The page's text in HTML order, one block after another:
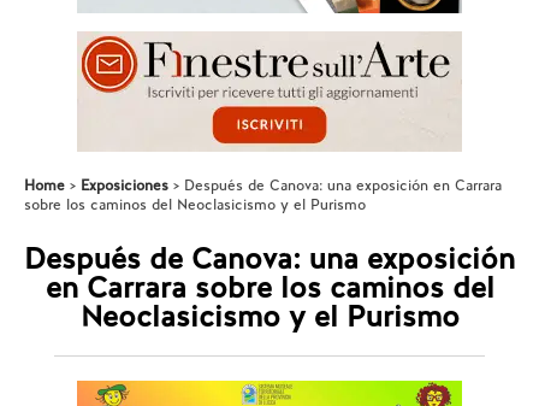
Home Exposiciones
Después de Canova: una exposición en Carrara
sobre los caminos del Neoclasicismo y el Purismo
Después de Canova: una exposición
en Carrara sobre los caminos del
Neoclasicismo y el Purismo